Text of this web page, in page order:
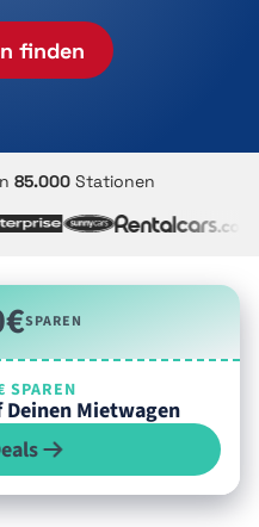
finden
85.000 Stationen
SPAREN
SPAREN
Deinen Mietwagen